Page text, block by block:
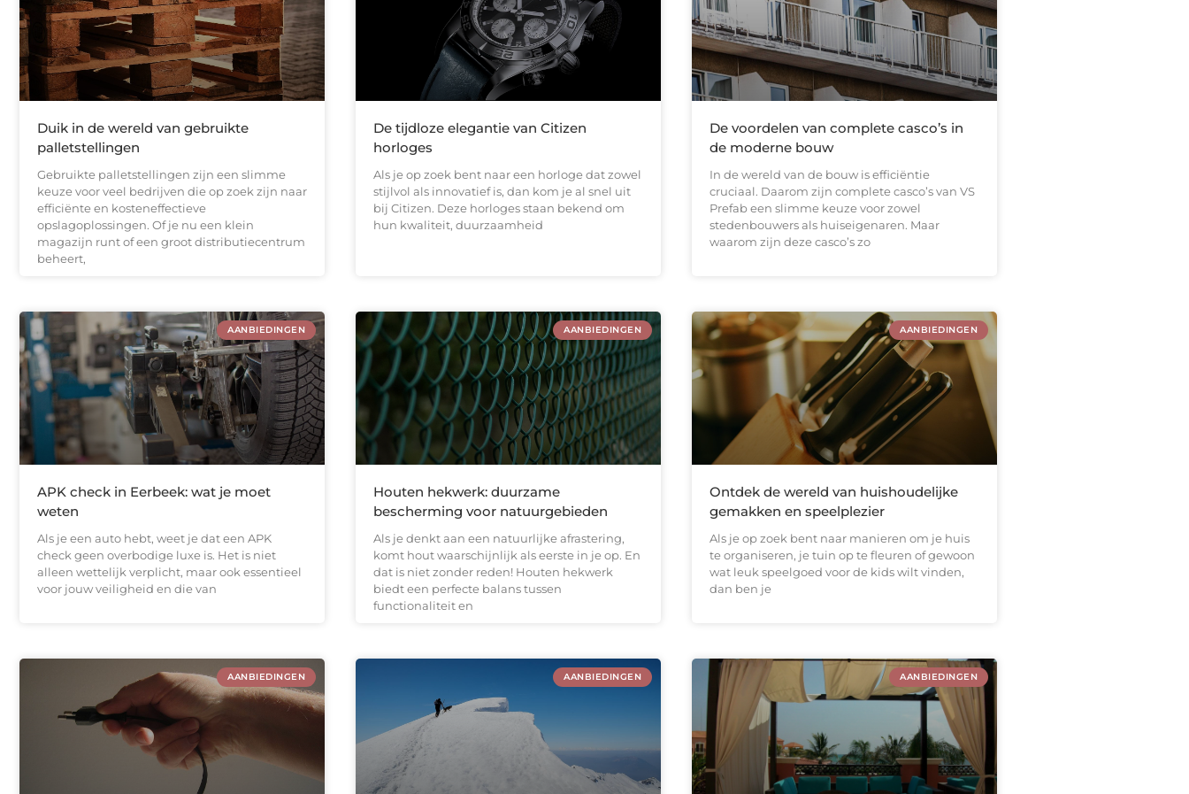
Duik in de wereld van gebruikte
palletstellingen
Gebruikte palletstellingen zijn een slimme
keuze voor veel bedrijven die op zoek zijn naar
efficiënte en kosteneffectieve
opslagoplossingen. Of je nu een klein
magazijn runt of een groot distributiecentrum
beheert,
De tijdloze elegantie van Citizen
horloges
Als je op zoek bent naar een horloge dat zowel
stijlvol als innovatief is, dan kom je al snel uit
bij Citizen. Deze horloges staan bekend om
hun kwaliteit, duurzaamheid
De voordelen van complete casco’s in
de moderne bouw
In de wereld van de bouw is efficiëntie
cruciaal. Daarom zijn complete casco’s van VS
Prefab een slimme keuze voor zowel
stedenbouwers als huiseigenaren. Maar
waarom zijn deze casco’s zo
AANBIEDINGEN
APK check in Eerbeek: wat je moet
weten
Als je een auto hebt, weet je dat een APK
check geen overbodige luxe is. Het is niet
alleen wettelijk verplicht, maar ook essentieel
voor jouw veiligheid en die van
AANBIEDINGEN
Houten hekwerk: duurzame
bescherming voor natuurgebieden
Als je denkt aan een natuurlijke afrastering,
komt hout waarschijnlijk als eerste in je op. En
dat is niet zonder reden! Houten hekwerk
biedt een perfecte balans tussen
functionaliteit en
AANBIEDINGEN
Ontdek de wereld van huishoudelijke
gemakken en speelplezier
Als je op zoek bent naar manieren om je huis
te organiseren, je tuin op te fleuren of gewoon
wat leuk speelgoed voor de kids wilt vinden,
dan ben je
AANBIEDINGEN AANBIEDINGEN AANBIEDINGEN